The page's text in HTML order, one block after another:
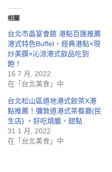
相關
台北市晶宴會館 港點百匯推薦
港式特色Buffet，經典港點×現
炒美饌×沁涼港式飲品吃到
飽！
16 7 月, 2022
在「台北美食」中
台北松山區道地港式飲茶X港
點推薦！彌敦道港式茶餐廳(民
生店) ，好吃燒臘、甜點
31 1 月, 2022
在「台北美食」中